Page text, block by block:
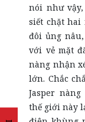
nói như
siết chặt hai
đôi ủng
với vẻ mặt
nàng nhận
lớn. Chắc
Jasper
thế giới này